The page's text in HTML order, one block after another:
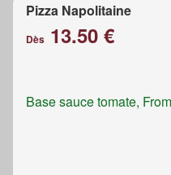
Pizza Napolitaine
Dès 13.50 €
Base sauce tomate,